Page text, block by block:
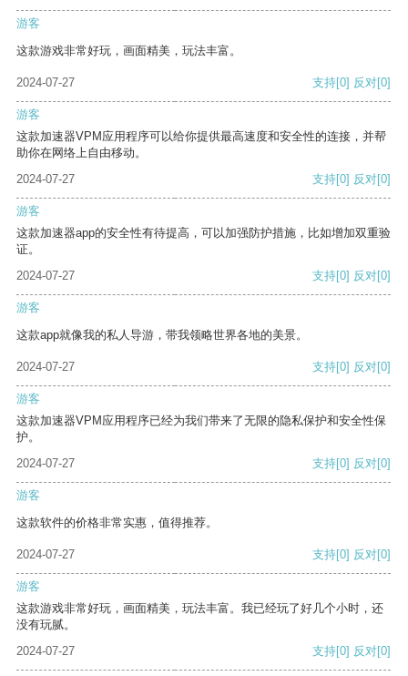
游客
这款游戏非常好玩，画面精美，玩法丰富。
2024-07-27 支持[0] 反对[0]
游客
这款加速器VPM应用程序可以给你提供最高速度和安全性的连接，并帮
助你在网络上自由移动。
2024-07-27
支持[0] 反对[0]
游客
这款加速器app的安全性有待提高，可以加强防护措施，比如增加双重验
证。
2024-07-27
支持[0] 反对[0]
游客
这款app就像我的私人导游，带我领略世界各地的美景。
2024-07-27 支持[0] 反对[0]
游客
这款加速器VPM应用程序已经为我们带来了无限的隐私保护和安全性保
护。
2024-07-27
支持[0] 反对[0]
游客
这款软件的价格非常实惠，值得推荐。
2024-07-27 支持[0] 反对[0]
游客
这款游戏非常好玩，画面精美，玩法丰富。我已经玩了好几个小时，还
没有玩腻。
2024-07-27
支持[0] 反对[0]